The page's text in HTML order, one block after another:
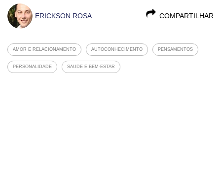
COMPARTILHAR
ERICKSON ROSA
AMOR E RELACIONAMENTO AUTOCONHECIMENTO PENSAMENTOS
PERSONALIDADE SAUDE E BEM-ESTAR